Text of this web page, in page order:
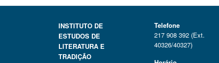
INSTITUTO DE
ESTUDOS DE
LITERATURA E
TRADIÇÃO
Telefone
217 908 392 (Ext.
40326/40327)